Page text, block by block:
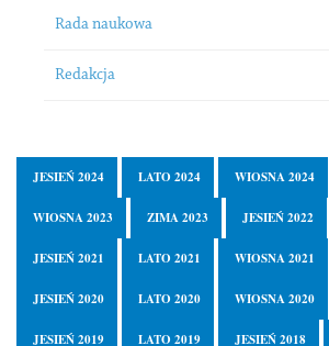
Rada naukowa
Redakcja
JESIEŃ 2024 LATO 2024 WIOSNA 2024
WIOSNA 2023 ZIMA 2023 JESIEŃ 2022
JESIEŃ 2021 LATO 2021 WIOSNA 2021
JESIEŃ 2020 LATO 2020 WIOSNA 2020
JESIEŃ 2019 LATO 2019 JESIEŃ 2018